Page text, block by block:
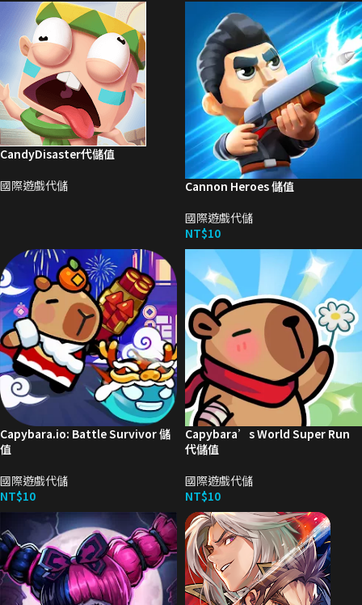
CandyDisaster代儲值
國際遊戲代儲
Cannon Heroes 儲值
國際遊戲代儲
NT$10
Capybara.io: Battle Survivor 儲
值
國際遊戲代儲
NT$10
Capybara’s World Super Run
代儲值
國際遊戲代儲
NT$10